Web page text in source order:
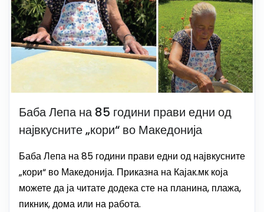
Баба Лепа на 85 години прави едни од
највкусните „кори“ во Македонија
Баба Лепа на 85 години прави едни од највкусните
„кори“ во Македонија. Приказна на Кајак.мк која
можете да ја читате додека сте на планина, плажа,
пикник, дома или на работа.